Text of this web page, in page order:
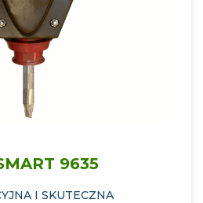
9635
I SKUTECZNA